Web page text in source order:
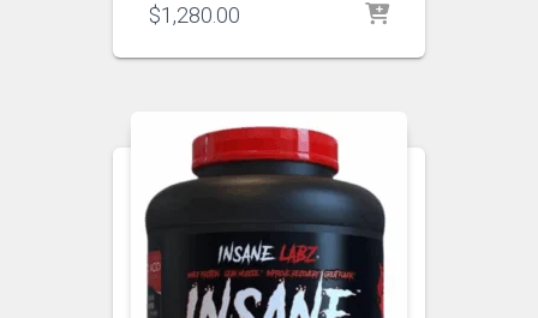
$1,280.00